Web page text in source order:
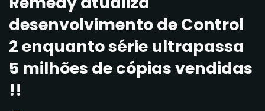
desenvolvimento de Control
2 enquanto série ultrapassa
5 milhões de cópias vendidas
!!